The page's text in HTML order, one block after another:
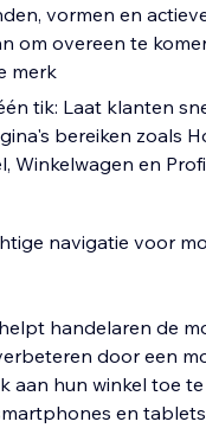
vormen en
om overeen te
merk
tik: Laat klanten
bereiken zoals
Winkelwagen en
navigatie voor
handelaren de
door een
aan hun winkel toe
en